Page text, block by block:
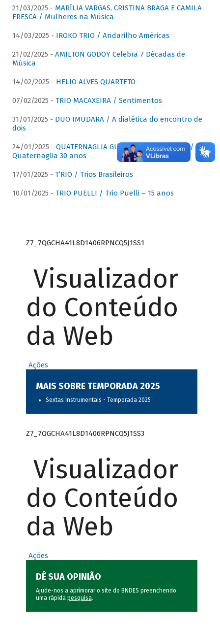
21/03/2025 - MARÍLIA VARGAS, CRISTINA BRAGA E CAMILA
FRESCA / Mulheres na Música
14/03/2025 - IROKO TRIO / Andarilho Américas
21/02/2025 - AMILTON GODOY Celebra 7 Décadas de
Música
14/02/2025 - HELIO ALVES QUARTETO
07/02/2025 - TRIO MACAXEIRA / Sentimentos
31/01/2025 - DUO IMUDARA / A dialética do encontro de
dois
24/01/2025 - QUATERNAGLIA GUITAR QUARTET (QGQ) /
Quaternaglia 30 anos
17/01/2025 - T’RIO / Trios Brasileiros
10/01/2025 - TRIO PUELLI / Trio Puelli – 15 anos
Z7_7QGCHA41L8D1406RPNCQ5J1SS1
Visualizador
do Conteúdo
da Web
Ações
MAIS SOBRE TEMPORADA 2025
Sextas Instrumentais - Temporada 2025
Z7_7QGCHA41L8D1406RPNCQ5J1SS3
Visualizador
do Conteúdo
da Web
Ações
DÊ SUA OPINIÃO
Ajude-nos a aprimorar o site do BNDES preenchendo
uma rápida pesquisa.